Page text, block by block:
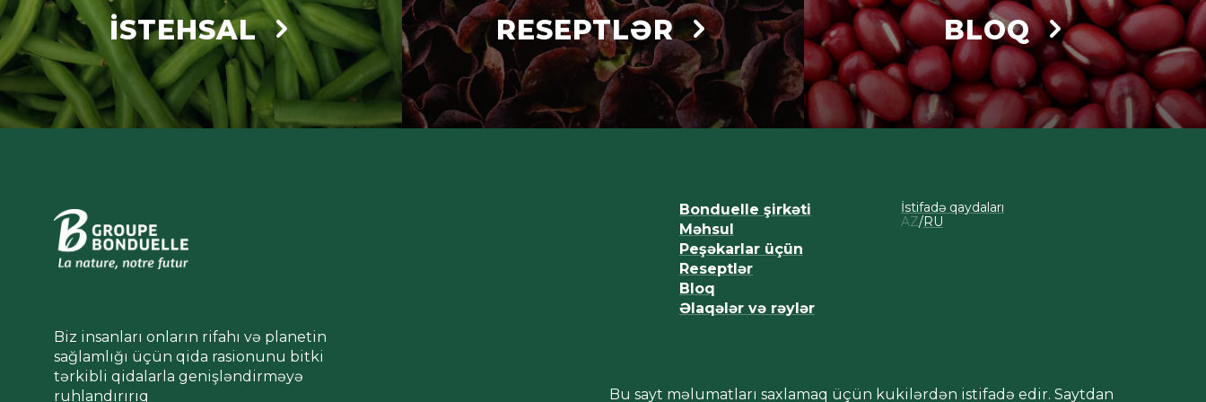
İSTEHSAL RESEPTLƏR BLOQ
Biz insanları onların rifahı və planetin
sağlamlığı üçün qida rasionunu bitki
tərkibli qidalarla genişləndirməyə
ruhlandırırıq
Bonduelle şirkəti
Məhsul
Peşəkarlar üçün
Reseptlər
Bloq
Əlaqələr və rəylər
İstifadə qaydaları
AZ RU
Bu sayt məlumatları saxlamaq üçün kukilərdən istifadə edir. Saytdan